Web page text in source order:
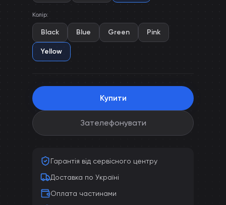
Колір:
Black Blue Green Pink
Yellow
Купити
Зателефонувати
Гарантія від сервісного центру
Доставка по Україні
Оплата частинами